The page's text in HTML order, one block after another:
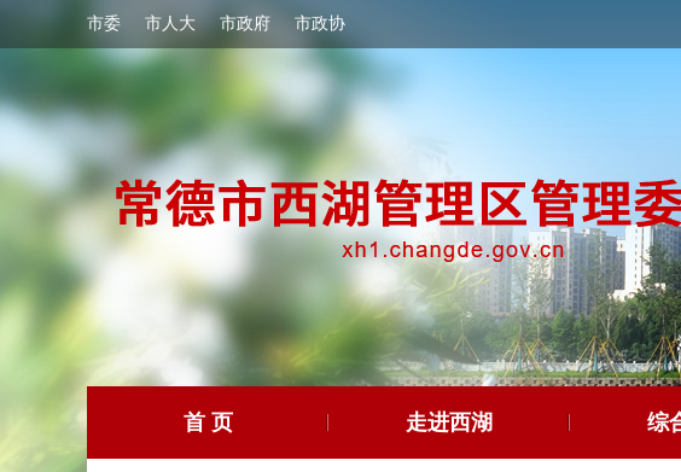
市委 市人大 市政府 市政协
首 页 走进西湖 综